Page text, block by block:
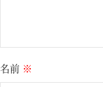
名前 ※